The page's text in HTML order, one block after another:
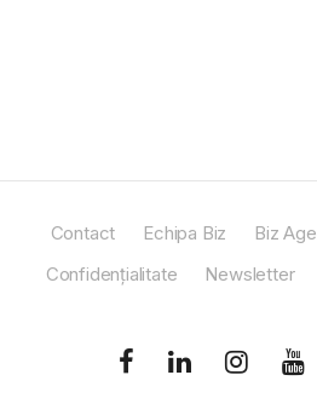
Contact Echipa Biz Biz
Confidențialitate
Newsletter